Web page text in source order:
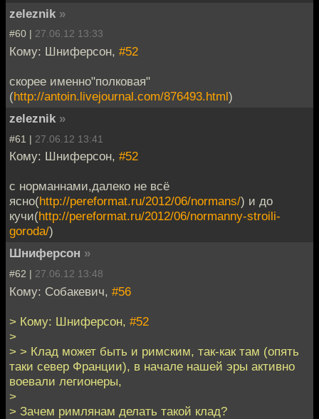
zeleznik »
#60 | 27.06.12 13:33
Кому: Шниферсон, #52
скорее именно"полковая"
(http://antoin.livejournal.com/876493.html)
zeleznik »
#61 | 27.06.12 13:41
Кому: Шниферсон, #52
с норманнами,далеко не всё
ясно(http://pereformat.ru/2012/06/normans/) и до
кучи(http://pereformat.ru/2012/06/normanny-stroili-
goroda/)
Шниферсон »
#62 | 27.06.12 13:48
Кому: Собакевич, #56
> Кому: Шниферсон, #52
>
> > Клад может быть и римским, так-как там (опять
таки север Франции), в начале нашей эры активно
воевали легионеры,
>
> Зачем римлянам делать такой клад?